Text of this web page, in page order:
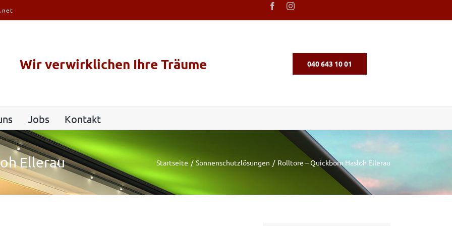
Wir verwirklichen Ihre Träume 040 643 10 01
Jobs Kontakt
Ellerau Startseite Sonnenschutzlösungen Rolltore – Quickborn Hasloh Ellerau